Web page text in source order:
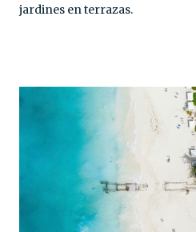
jardines en terrazas.